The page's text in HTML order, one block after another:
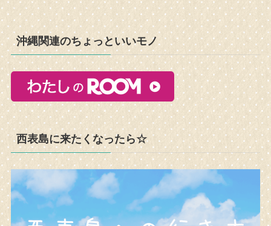
沖縄関連のちょっといいモノ
西表島に来たくなったら☆